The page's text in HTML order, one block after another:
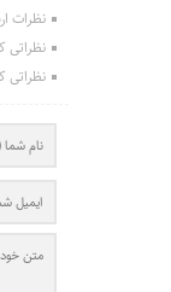
نظرات
نظراتی
نظراتی